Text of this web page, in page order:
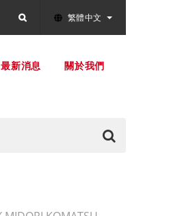
繁體中文
最新消息 關於我們